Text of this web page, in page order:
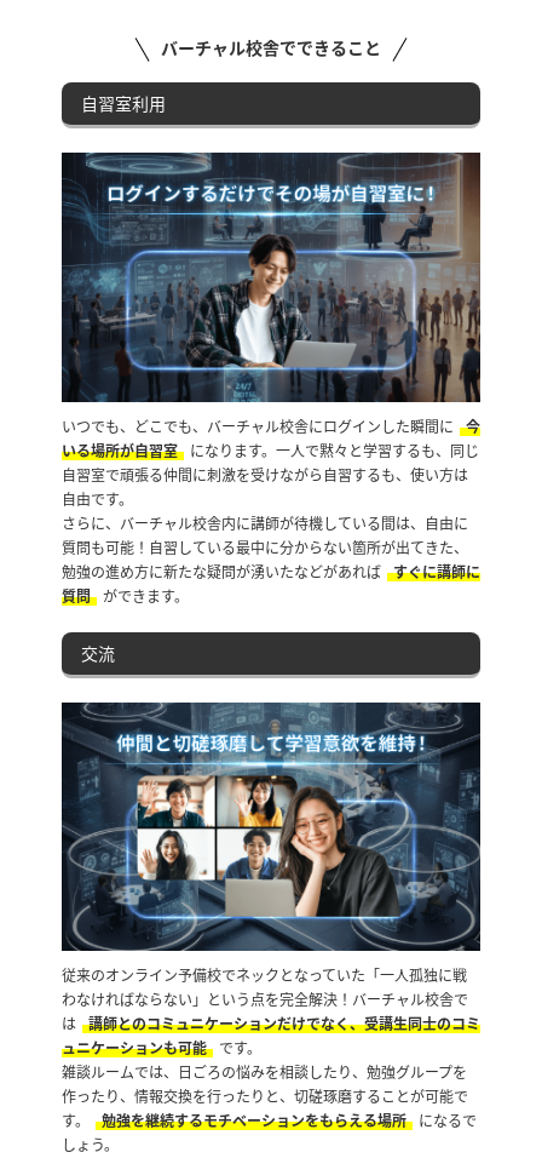
バーチャル校舎でできること
自習室利用
いつでも、どこでも、バーチャル校舎にログインした瞬間に
今
いる場所が自習室
になります。一人で黙々と学習するも、同じ
自習室で頑張る仲間に刺激を受けながら自習するも、使い方は
自由です。
さらに、バーチャル校舎内に講師が待機している間は、自由に
質問も可能！自習している最中に分からない箇所が出てきた、
勉強の進め方に新たな疑問が湧いたなどがあれば すぐに講師に
質問 ができます。
交流
従来のオンライン予備校でネックとなっていた「一人孤独に戦
わなければならない」という点を完全解決！バーチャル校舎で
は 講師とのコミュニケーションだけでなく、受講生同士のコミ
ュニケーションも可能
です。
雑談ルームでは、日ごろの悩みを相談したり、勉強グループを
作ったり、情報交換を行ったりと、切磋琢磨することが可能で
す。
勉強を継続するモチベーションをもらえる場所
になるで
しょう。